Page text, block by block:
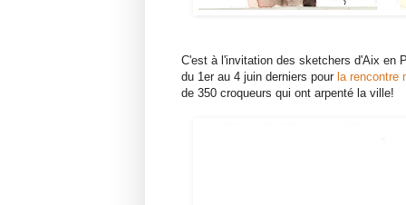
C'est à l'invitation des sketchers d'Aix en
du 1er au 4 juin derniers pour la rencontre
de 350 croqueurs qui ont arpenté la ville!